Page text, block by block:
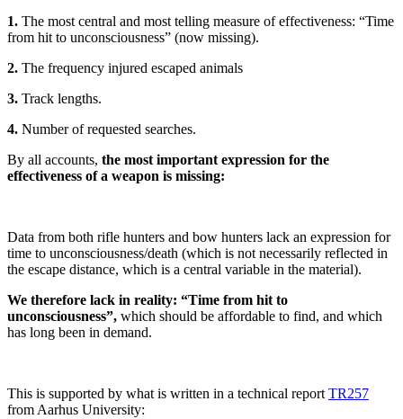
1. The most central and most telling measure of effectiveness: “Time
from hit to unconsciousness” (now missing).
2. The frequency injured escaped animals
3. Track lengths.
4. Number of requested searches.
By all accounts, the most important expression for the
effectiveness of a weapon is missing:
Data from both rifle hunters and bow hunters lack an expression for
time to unconsciousness/death (which is not necessarily reflected in
the escape distance, which is a central variable in the material).
We therefore lack in reality: “Time from hit to
unconsciousness”, which should be affordable to find, and which
has long been in demand.
This is supported by what is written in a technical reportTR257
from Aarhus University: